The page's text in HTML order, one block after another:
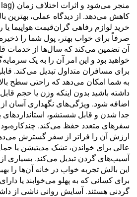
کاهش می‌دهد. از دیدگاه عملی، بهترین
خرید لوازم رفاهی گران‌قیمت هواپیما
صرفاً برای خواب بهتر، پول شما را
آن تضمین می‌کند که سال‌ها از خدمات
خواهید بود و این امر آن را به یک
برای مسافران متداول تبدیل می‌کند.
به شما امکان می‌دهد که راحتی سطح
داشته باشید بدون اینکه وزن یا حجم
اضافه شود. ویژگی‌های نگهداری آسان
جدا شدن و قابل شستشو،
سفرهای متعدد حفظ می‌کند.
ارزش آن را فراتر از سفر گسترش
عالی برای خواندن، تشک مدیتیشن یا
آسیب‌های گردن تبدیل می‌کند. بسیاری از
این بالش تجربه خواب در خانه آن‌ها را
برای کسانی که به پهلو می‌خوابند یا
گردنی هستند. آسایش روانی ناشی از